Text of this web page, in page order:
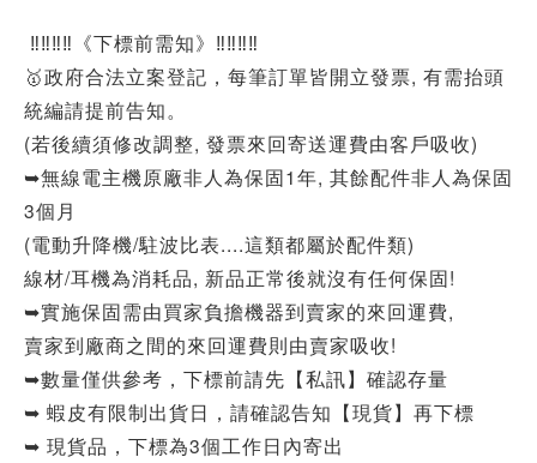
‼‼‼‼《下標前需知》‼‼‼‼
🥇政府合法立案登記，每筆訂單皆開立發票, 有需抬頭
統編請提前告知。
(若後續須修改調整, 發票來回寄送運費由客戶吸收)
➥無線電主機原廠非人為保固1年, 其餘配件非人為保固
3個月
(電動升降機/駐波比表....這類都屬於配件類)
線材/耳機為消耗品, 新品正常後就沒有任何保固!
➥實施保固需由買家負擔機器到賣家的來回運費,
賣家到廠商之間的來回運費則由賣家吸收!
➥數量僅供參考，下標前請先【私訊】確認存量
➥ 蝦皮有限制出貨日，請確認告知【現貨】再下標
➥ 現貨品，下標為3個工作日內寄出